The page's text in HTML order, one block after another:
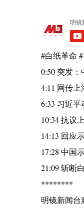
#白纸革命
0:50 突发
4:11 网传
6:33 习近
10:34 抗议
14:13 回应
17:28 中国
21:09 斩断
********
明镜新闻台